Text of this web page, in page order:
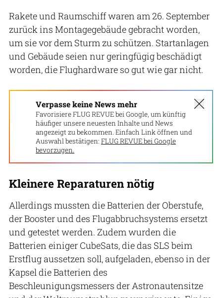
Rakete und Raumschiff waren am 26. September
zurück ins Montagegebäude gebracht worden,
um sie vor dem Sturm zu schützen. Startanlagen
und Gebäude seien nur geringfügig beschädigt
worden, die Flughardware so gut wie gar nicht.
Verpasse keine News mehr
Favorisiere FLUG REVUE bei Google, um künftig
häufiger unsere neuesten Inhalte und News
angezeigt zu bekommen. Einfach Link öffnen und
Auswahl bestätigen: FLUG REVUE bei Google
bevorzugen.
Kleinere Reparaturen nötig
Allerdings mussten die Batterien der Oberstufe,
der Booster und des Flugabbruchsystems ersetzt
und getestet werden. Zudem wurden die
Batterien einiger CubeSats, die das SLS beim
Erstflug aussetzen soll, aufgeladen, ebenso in der
Kapsel die Batterien des
Beschleunigungsmessers der Astronautensitze